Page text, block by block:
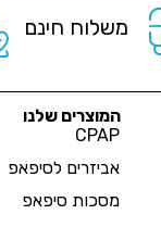
משלוח חינם
המוצרים שלנו
CPAP
אביזרים לסיפאפ
מסכות סיפאפ